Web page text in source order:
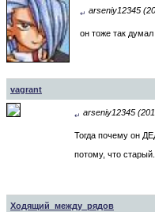
↵ arseniy12345
он тоже так думал
vagrant
↵ arseniy12345
Тогда почему он
потому, что
Ходящий_между_рядов